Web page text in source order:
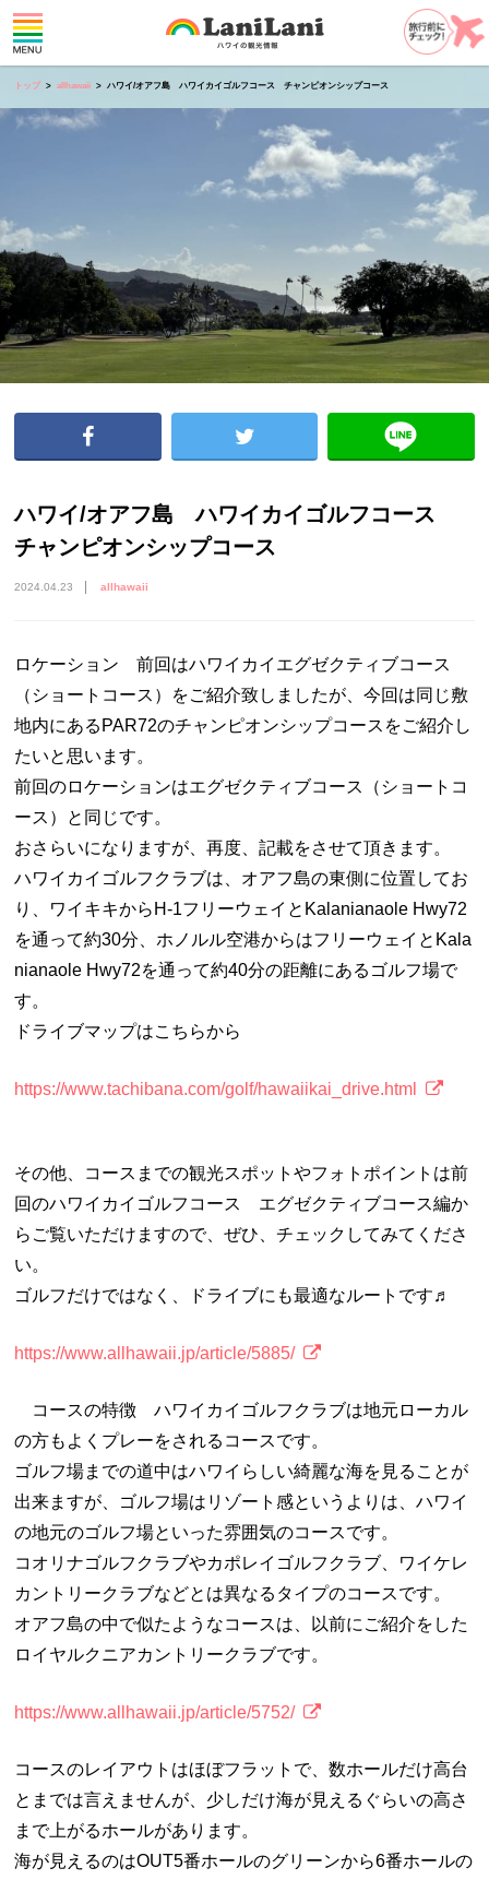
トップ allhawaii ハワイ/オアフ島 ハワイカイゴルフコース チャンピオンシップコース
ハワイ/オアフ島 ハワイカイゴルフコース
チャンピオンシップコース
2024.04.23 allhawaii
ロケーション 前回はハワイカイエグゼクティブコース
（ショートコース）をご紹介致しましたが、今回は同じ敷
地内にあるPAR72のチャンピオンシップコースをご紹介し
たいと思います。
前回のロケーションはエグゼクティブコース（ショートコ
ース）と同じです。
おさらいになりますが、再度、記載をさせて頂きます。
ハワイカイゴルフクラブは、オアフ島の東側に位置してお
り、ワイキキからH-1フリーウェイとKalanianaole Hwy72
を通って約30分、ホノルル空港からはフリーウェイとKala
nianaole Hwy72を通って約40分の距離にあるゴルフ場で
す。
ドライブマップはこちらから
https://www.tachibana.com/golf/hawaiikai_drive.html
その他、コースまでの観光スポットやフォトポイントは前
回のハワイカイゴルフコース エグゼクティブコース編か
らご覧いただけますので、ぜひ、チェックしてみてくださ
い。
ゴルフだけではなく、ドライブにも最適なルートです♬
https://www.allhawaii.jp/article/5885/
コースの特徴 ハワイカイゴルフクラブは地元ローカル
の方もよくプレーをされるコースです。
ゴルフ場までの道中はハワイらしい綺麗な海を見ることが
出来ますが、ゴルフ場はリゾート感というよりは、ハワイ
の地元のゴルフ場といった雰囲気のコースです。
コオリナゴルフクラブやカポレイゴルフクラブ、ワイケレ
カントリークラブなどとは異なるタイプのコースです。
オアフ島の中で似たようなコースは、以前にご紹介をした
ロイヤルクニアカントリークラブです。
https://www.allhawaii.jp/article/5752/
コースのレイアウトはほぼフラットで、数ホールだけ高台
とまでは言えませんが、少しだけ海が見えるぐらいの高さ
まで上がるホールがあります。
海が見えるのはOUT5番ホールのグリーンから6番ホールの